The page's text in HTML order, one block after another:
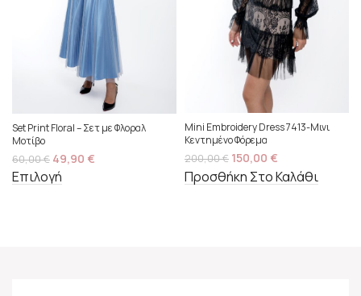
Set Print Floral – Σετ με Φλοραλ
Μοτίβο
60,00€ 49,90 €
Επιλογή
Mini Embroidery Dress 7413-Μινι
Κεντημένο Φόρεμα
200,00€ 150,00 €
Προσθήκη Στο Καλάθι